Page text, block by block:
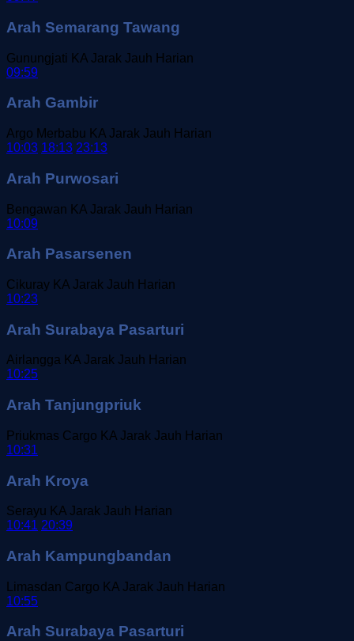
Arah Semarang Tawang
Gunungjati KA Jarak Jauh Harian
09:59
Arah Gambir
Argo Merbabu KA Jarak Jauh Harian
10:03 18:13 23:13
Arah Purwosari
Bengawan KA Jarak Jauh Harian
10:09
Arah Pasarsenen
Cikuray KA Jarak Jauh Harian
10:23
Arah Surabaya Pasarturi
Airlangga KA Jarak Jauh Harian
10:25
Arah Tanjungpriuk
Priukmas Cargo KA Jarak Jauh Harian
10:31
Arah Kroya
Serayu KA Jarak Jauh Harian
10:41 20:39
Arah Kampungbandan
Limasdan Cargo KA Jarak Jauh Harian
10:55
Arah Surabaya Pasarturi